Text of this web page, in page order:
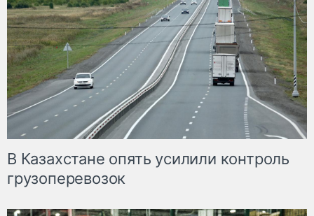
В Казахстане опять усилили контроль
грузоперевозок